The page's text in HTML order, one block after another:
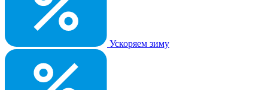
Ускоряем зиму